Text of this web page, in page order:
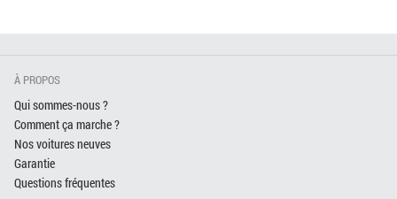
À PROPOS
Qui sommes-nous ?
Comment ça marche ?
Nos voitures neuves
Garantie
Questions fréquentes